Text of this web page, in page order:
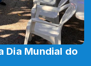
Dia Mundial do